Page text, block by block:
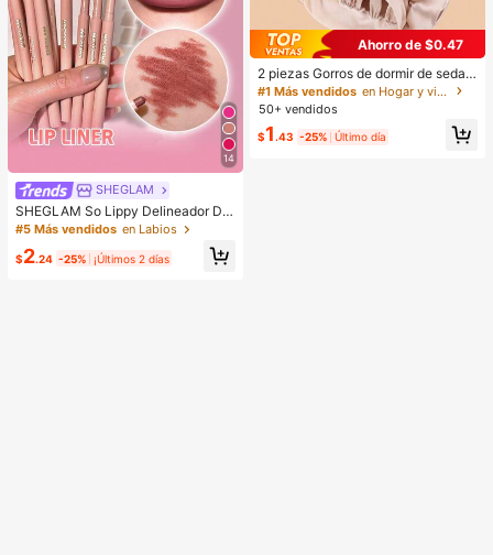
14
SHEGLAM
SHEGLAM So Lippy Delineador De
Labios-Misty Rose Lip Combo Mar
e Para Mujeres Y NiñAs
#5 Más vendidos en Labios
$2.24 -25% ¡Últimos 2 días
Ahorro de $0.47
2 piezas Gorros de dormir de seda y
satén de lujo, unicolor, gorros elásti
cos de protección del cabello, liger
os y cómodos para usar toda la noc
he, cuidado del cabello, ducha, ajus
te suave al cuero cabelludo, para el
#1 Más vendidos
en Hogar y vida
50+ vendidos
$1.43 -25% Último día